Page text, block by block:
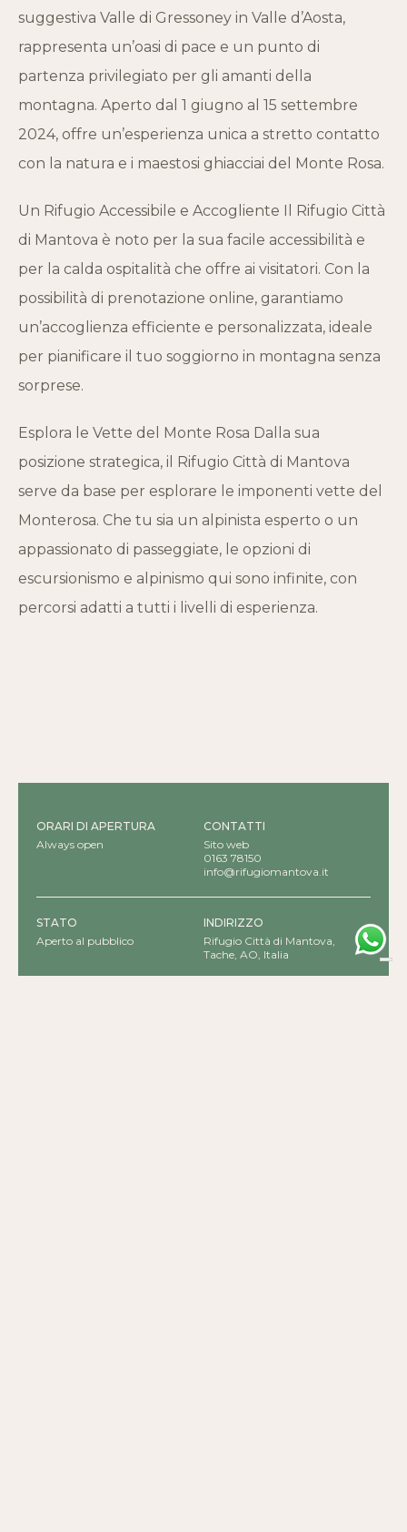
suggestiva Valle di Gressoney in Valle d’Aosta,
rappresenta un’oasi di pace e un punto di
partenza privilegiato per gli amanti della
montagna. Aperto dal 1 giugno al 15 settembre
2024, offre un’esperienza unica a stretto contatto
con la natura e i maestosi ghiacciai del Monte Rosa.
Un Rifugio Accessibile e Accogliente Il Rifugio Città
di Mantova è noto per la sua facile accessibilità e
per la calda ospitalità che offre ai visitatori. Con la
possibilità di prenotazione online, garantiamo
un’accoglienza efficiente e personalizzata, ideale
per pianificare il tuo soggiorno in montagna senza
sorprese.
Esplora le Vette del Monte Rosa Dalla sua
posizione strategica, il Rifugio Città di Mantova
serve da base per esplorare le imponenti vette del
Monterosa. Che tu sia un alpinista esperto o un
appassionato di passeggiate, le opzioni di
escursionismo e alpinismo qui sono infinite, con
percorsi adatti a tutti i livelli di esperienza.
ORARI DI APERTURA
Always open
CONTATTI
Sito web
0163 78150
info@rifugiomantova.it
STATO
Aperto al pubblico
INDIRIZZO
Rifugio Città di Mantova,
Tache, AO, Italia